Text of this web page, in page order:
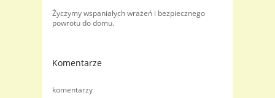
Życzymy wspaniałych wrażeń i bezpiecznego
powrotu do domu.
Komentarze
komentarzy